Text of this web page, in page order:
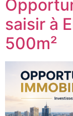
saisir à
500m²